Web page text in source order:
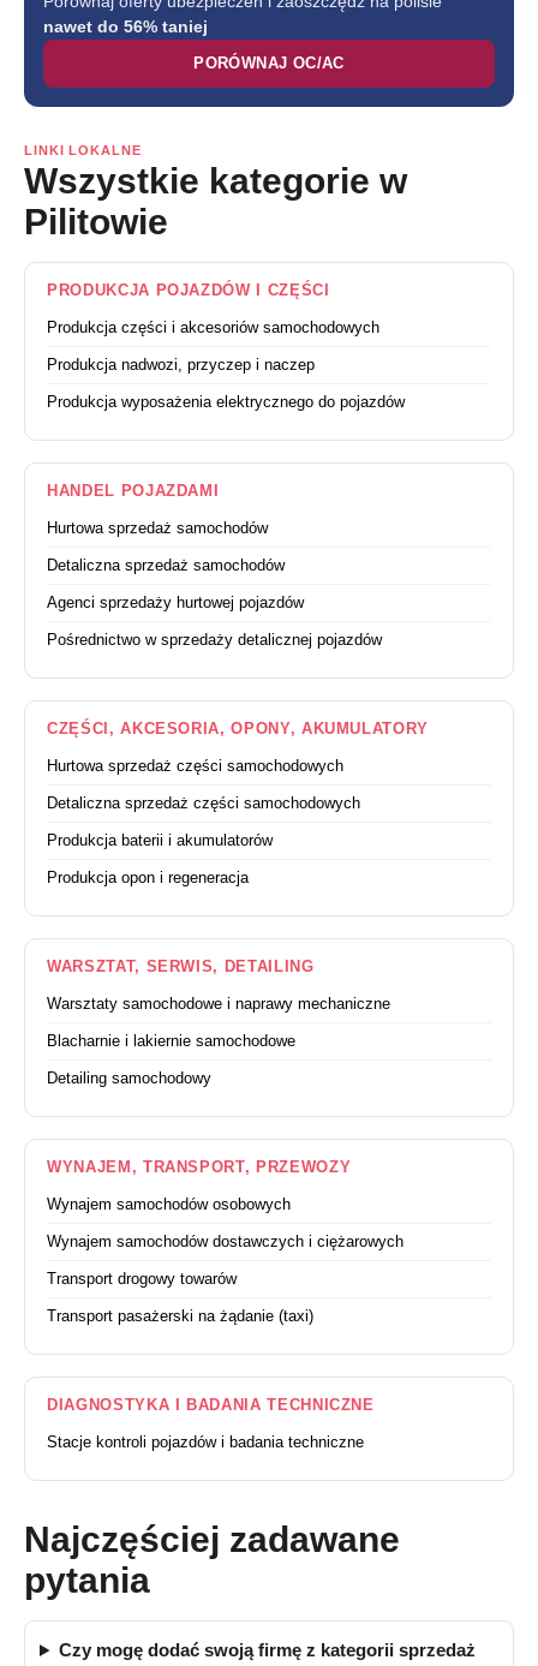
nawet do 56% taniej
PORÓWNAJ OC/AC
LINKI LOKALNE
Wszystkie kategorie w
Pilitowie
PRODUKCJA POJAZDÓW I CZĘŚCI
Produkcja części i akcesoriów samochodowych
Produkcja nadwozi, przyczep i naczep
Produkcja wyposażenia elektrycznego do pojazdów
HANDEL POJAZDAMI
Hurtowa sprzedaż samochodów
Detaliczna sprzedaż samochodów
Agenci sprzedaży hurtowej pojazdów
Pośrednictwo w sprzedaży detalicznej pojazdów
CZĘŚCI, AKCESORIA, OPONY, AKUMULATORY
Hurtowa sprzedaż części samochodowych
Detaliczna sprzedaż części samochodowych
Produkcja baterii i akumulatorów
Produkcja opon i regeneracja
WARSZTAT, SERWIS, DETAILING
Warsztaty samochodowe i naprawy mechaniczne
Blacharnie i lakiernie samochodowe
Detailing samochodowy
WYNAJEM, TRANSPORT, PRZEWOZY
Wynajem samochodów osobowych
Wynajem samochodów dostawczych i ciężarowych
Transport drogowy towarów
Transport pasażerski na żądanie (taxi)
DIAGNOSTYKA I BADANIA TECHNICZNE
Stacje kontroli pojazdów i badania techniczne
Najczęściej zadawane
pytania
Czy mogę dodać swoją firmę z kategorii sprzedaż